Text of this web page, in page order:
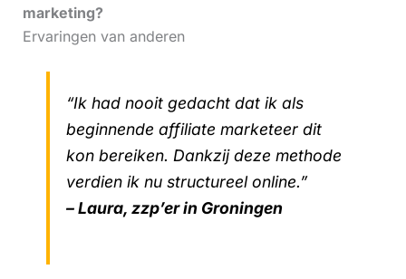
marketing?
Ervaringen van anderen
“Ik had nooit gedacht dat ik als
beginnende affiliate marketeer dit
kon bereiken. Dankzij deze methode
verdien ik nu structureel online.”
– Laura, zzp’er in Groningen